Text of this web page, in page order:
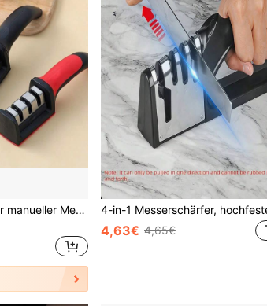
2/1 Stück 3-stufiger manueller Messerschärfer, schnelles Schärfwerkzeug für Küchenmesser, geeignet für Heimköche, Studenten und Wohnheimkochen, Schulanfang-Essential
4,63€ 4,65€